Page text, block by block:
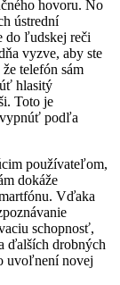
hovoru. No
ústrední
do ľudskej reči
vyzve, aby ste
telefón sám
hlasitý
Toto je
podľa
používateľom,
dokáže
Vďaka
schopnosť,
ďalších drobných
uvoľnení novej